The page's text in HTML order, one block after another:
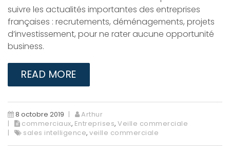
suivre les actualités importantes des entreprises
françaises : recrutements, déménagements, projets
d’investissement, pour ne rater aucune opportunité
business.
READ MORE
8 octobre 2019
Arthur
commerciaux, Entreprises, Veille commerciale
sales intelligence, veille commerciale